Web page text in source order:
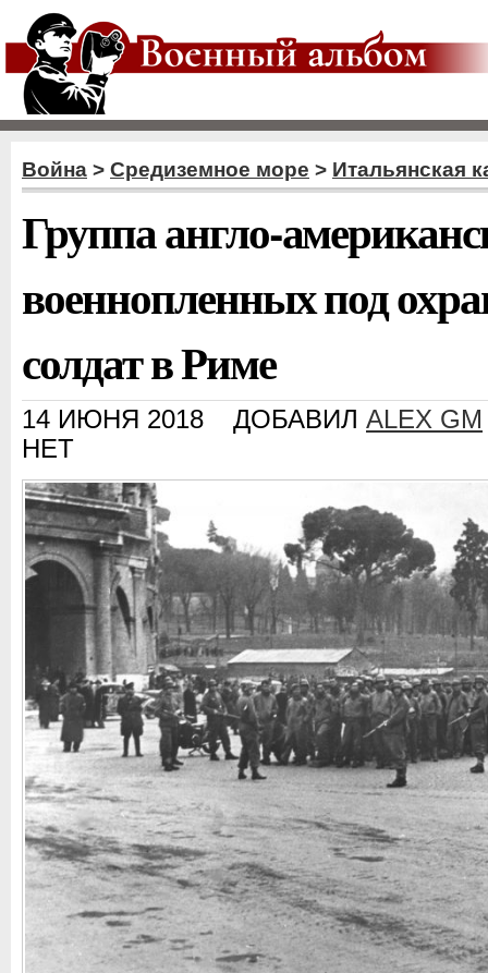
Война > Средиземное море > Итальянская
Группа англо-
военнопленных под
солдат в Риме
14 ИЮНЯ 2018 ДОБАВИЛ ALEX GM
НЕТ